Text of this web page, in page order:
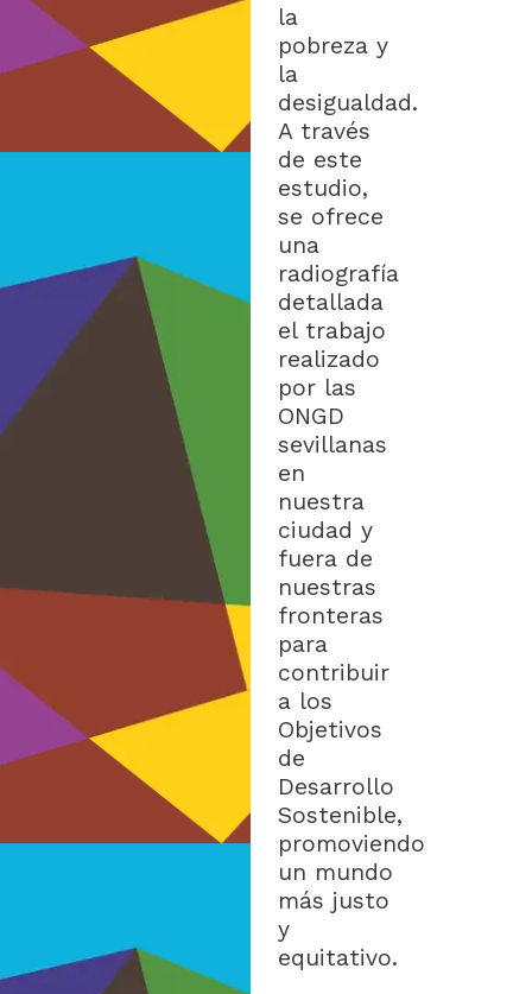
la
pobreza y
la
desigualdad.
A través
de este
estudio,
se ofrece
una
radiografía
detallada
el trabajo
realizado
por las
ONGD
sevillanas
en
nuestra
ciudad y
fuera de
nuestras
fronteras
para
contribuir
a los
Objetivos
de
Desarrollo
Sostenible,
promoviendo
un mundo
más justo
y
equitativo.